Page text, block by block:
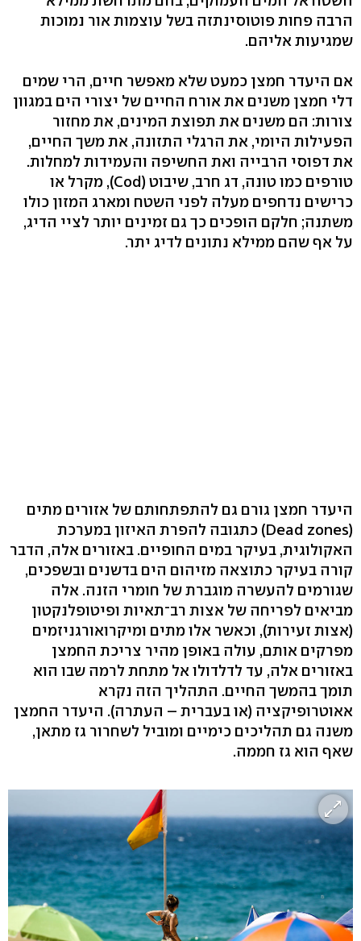
הרבה פחות פוטוסינתזה בשל עוצמות אור נמוכות
שמגיעות אליהם.
אם היעדר חמצן כמעט שלא מאפשר חיים, הרי שמים
דלי חמצן משנים את אורח החיים של יצורי הים במגוון
צורות: הם משנים את תפוצת המינים, את מחזור
הפעילות היומי, את הרגלי התזונה, את משך החיים,
את דפוסי הרבייה ואת החשיפה והעמידות למחלות.
טורפים כמו טונה, דג חרב, שיבוט (Cod), מקרל או
כרישים נדחפים מעלה לפני השטח ומארג המזון כולו
משתנה; חלקם הופכים כך גם זמינים יותר לציי הדיג,
על אף שהם ממילא נתונים לדיג יתר.
היעדר חמצן גורם גם להתפתחותם של אזורים מתים
(Dead zones) כתגובה להפרת האיזון במערכת
האקולוגית, בעיקר במים החופיים. באזורים אלה, הדבר
קורה בעיקר כתוצאה מזיהום הים בדשנים ובשפכים,
שגורמים להעשרה מוגברת של חומרי הזנה. אלה
מביאים לפריחה של אצות רב־תאיות ופיטופלנקטון
(אצות זעירות), וכאשר אלו מתים ומיקרואורגניזמים
מפרקים אותם, עולה באופן מהיר צריכת החמצן
באזורים אלה, עד לדלדולו אל מתחת לרמה שבו הוא
תומך בהמשך החיים. התהליך הזה נקרא
אאוטרופיקציה (או בעברית – העתרה). היעדר החמצן
משנה גם תהליכים כימיים ומוביל לשחרור גז מתאן,
שאף הוא גז חממה.